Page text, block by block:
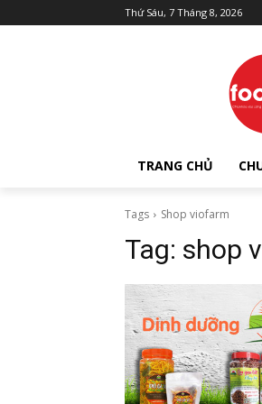
Thứ Sáu, 7 Tháng 8, 2026
TRANG CHỦ
Tags Shop viofarm
Tag: shop